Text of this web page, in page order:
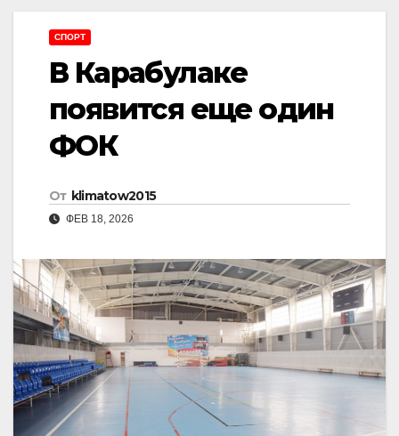
СПОРТ
В Карабулаке
появится еще один
ФОК
От klimatow2015
ФЕВ 18, 2026